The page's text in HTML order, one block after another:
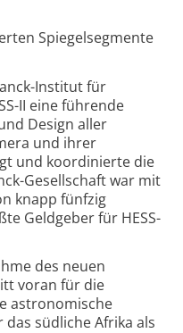
Spiegelsegmente
Institut für
II eine führende
Design aller
und ihrer
und koordinierte die
Gesellschaft war mit
knapp fünfzig
Geldgeber für HESS-
des neuen
voran für die
astronomische
südliche Afrika als